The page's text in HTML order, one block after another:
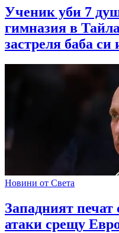
Ученик уби 7
гимназия в
застреля баба си
Новини от Света
Западният печат
атаки срещу